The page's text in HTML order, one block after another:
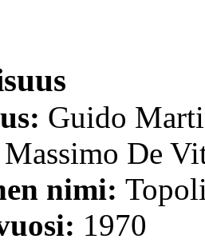
Guido
Massimo De
nimi:
1970